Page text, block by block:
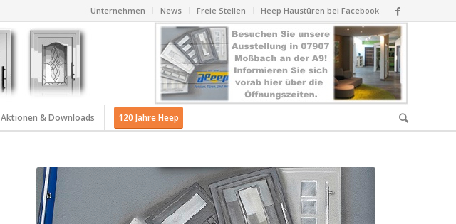
Unternehmen News Freie Stellen Heep Haustüren bei Facebook
Aktionen & Downloads 120 Jahre Heep